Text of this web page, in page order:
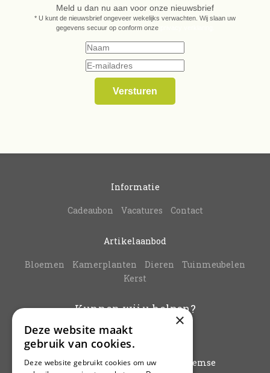
Meld u dan nu aan voor onze nieuwsbrief
* U kunt de nieuwsbrief ongeveer wekelijks verwachten. Wij slaan uw
gegevens secuur op conform onze
Informatie
Cadeaubon Vacatures Contact
Artikelaanbod
Bloemen Kamerplanten Dieren
Tuinmeubelen
Kerst
Kunnen wij u helpen?
info@vanbuynder.be
03/771.38.20
Hoogkamerstraat 196 - 9140 Temse
×
Deze website maakt
gebruik van cookies.
Deze website gebruikt cookies om uw